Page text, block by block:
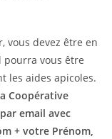
vous devez être en
vous être
les aides apicoles.
Coopérative
email avec
+ votre Prénom,